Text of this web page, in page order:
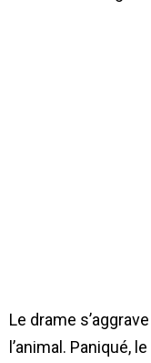
Le drame
l’animal. Paniqué,